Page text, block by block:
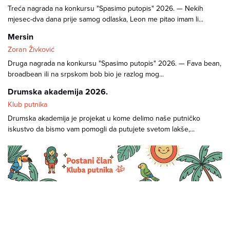
Treća nagrada na konkursu "Spasimo putopis" 2026. — Nekih
mjesec-dva dana prije samog odlaska, Leon me pitao imam li...
Mersin
Zoran Živković
Druga nagrada na konkursu "Spasimo putopis" 2026. — Fava bean,
broadbean ili na srpskom bob bio je razlog mog...
Drumska akademija 2026.
Klub putnika
Drumska akademija je projekat u kome delimo naše putničko
iskustvo da bismo vam pomogli da putujete svetom lakše,...